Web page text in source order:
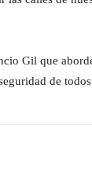
Gil que
de